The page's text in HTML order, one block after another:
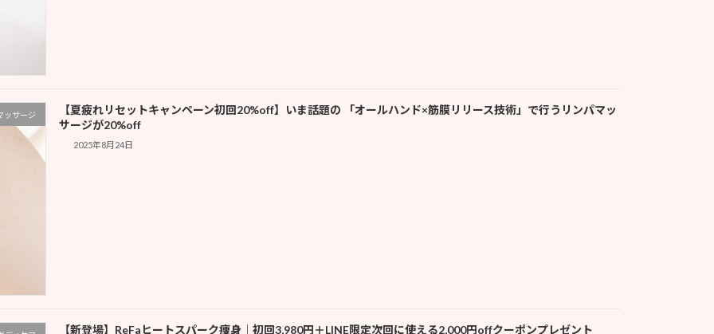
ッサージ
【夏疲れリセットキャンペーン初回20%off】いま話題の 「オールハンド×筋膜リリース技術」で行うリンパマッ
サージが20%off
2025年8月24日
【新登場】ReFaヒートスパーク痩身｜初回3,980円＋LINE限定次回に使える2,000円offクーポンプレゼント